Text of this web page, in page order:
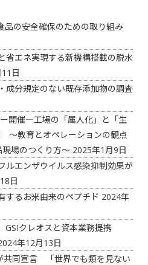
品の安全確保のための取り組み
省エネ実現する新機構搭載の脱水
日
分規定のない既存添加物の調査
開催―工場の「属人化」と「生
教育とオペレーションの観点
場のつくり方～ 2025年1月9日
ルエンザウイルス感染抑制効果が
日
するお米由来のペプチド 2024年
GSIクレオスと資本業務提携
年12月13日
共同宣言 「世界でも類を見ない